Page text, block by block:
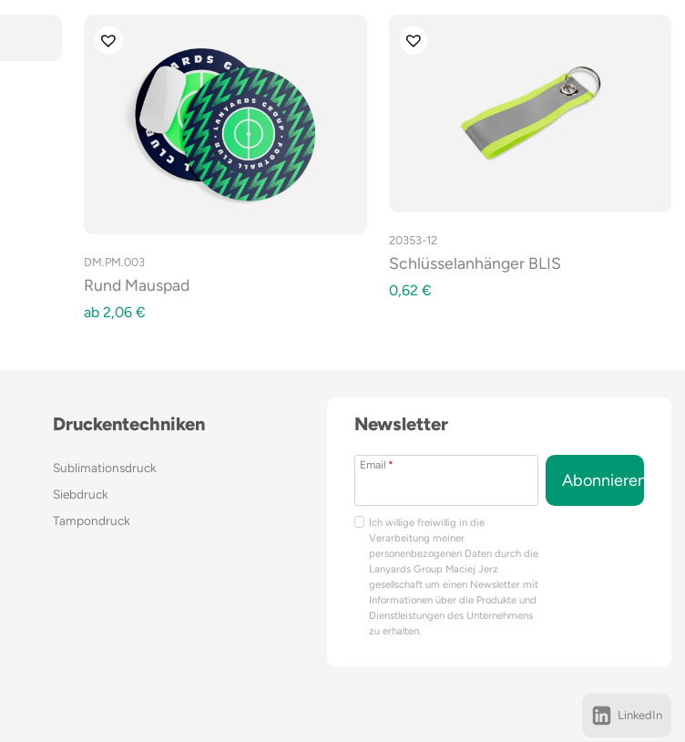
DM.PM.003
Rund Mauspad
ab 2,06 €
20353-12
Schlüsselanhänger BLIS
0,62 €
Druckentechniken
Sublimationsdruck
Siebdruck
Tampondruck
Newsletter
Email *
Ich willige freiwillig in die
Verarbeitung meiner
personenbezogenen Daten durch die
Lanyards Group Maciej Jerz
gesellschaft um einen Newsletter mit
Informationen über die Produkte und
Dienstleistungen des Unternehmens
zu erhalten.
Abonnieren
LinkedIn